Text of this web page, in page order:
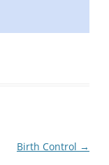
Birth Control →